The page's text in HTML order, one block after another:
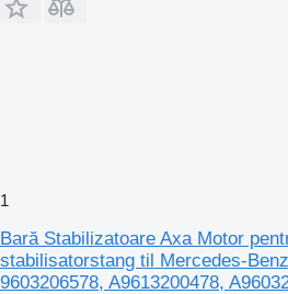
1
Bară Stabilizatoare Axa Motor
stabilisatorstang til Mercedes-
9603206578, A9613200478,